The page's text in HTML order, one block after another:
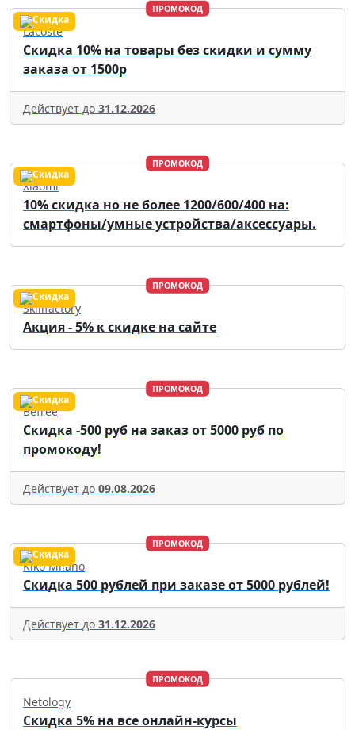
ПРОМОКОД
Lacoste
Скидка 10% на товары без скидки и сумму
заказа от 1500р
Действует до 31.12.2026
ПРОМОКОД
Xiaomi
10% скидка но не более 1200/600/400 на:
смартфоны/умные устройства/аксессуары.
ПРОМОКОД
Skillfactory
Акция - 5% к скидке на сайте
ПРОМОКОД
Befree
Скидка -500 руб на заказ от 5000 руб по
промокоду!
Действует до 09.08.2026
ПРОМОКОД
Kiko Milano
Скидка 500 рублей при заказе от 5000 рублей!
Действует до 31.12.2026
ПРОМОКОД
Netology
Скидка 5% на все онлайн-курсы